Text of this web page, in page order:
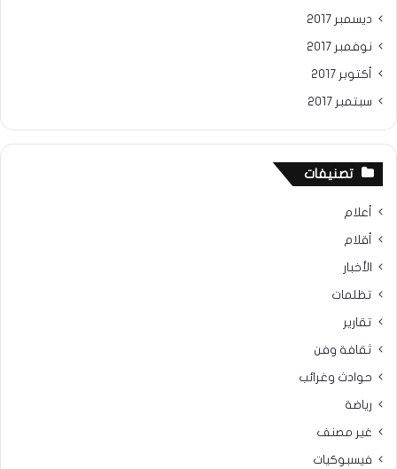
ديسمبر 2017
نوفمبر 2017
أكتوبر 2017
سبتمبر 2017
تصنيفات
أعلام
أقلام
الأخبار
تظلمات
تقارير
ثقافة وفن
حوادث وغرائب
رياضة
غير مصنف
فيسبوكيات